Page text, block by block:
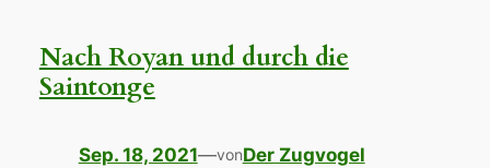
Nach Royan und durch die
Saintonge
Sep. 18, 2021—vonDer Zugvogel